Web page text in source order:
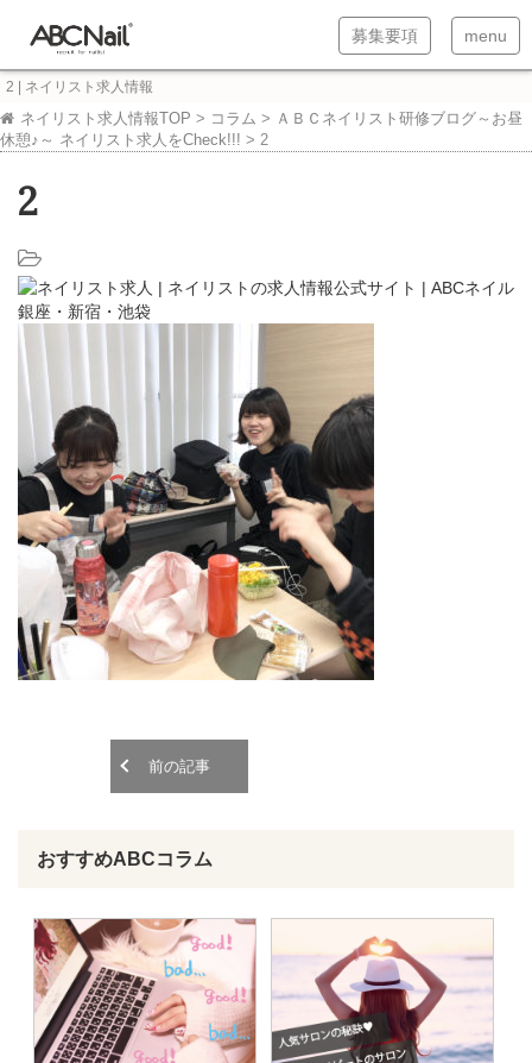
T
o
a
v
g
a
i
n
募集要項
T
o
a
menu
2 | ネイリスト求人情報
ネイリスト求人情報TOP > コラム > ＡＢＣネイリスト研修ブログ～お昼
休憩♪～ ネイリスト求人をCheck!!! > 2
2
前の記事
おすすめABCコラム